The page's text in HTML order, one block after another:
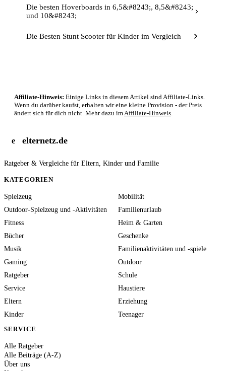
Die besten Hoverboards in 6,5&#8243;, 8,5&#8243;
und 10&#8243;
Die Besten Stunt Scooter für Kinder im Vergleich
Affiliate-Hinweis: Einige Links in diesem Artikel sind Affiliate-Links.
Wenn du darüber kaufst, erhalten wir eine kleine Provision - der Preis
ändert sich für dich nicht. Mehr dazu im Affiliate-Hinweis
e elternetz.de
Ratgeber & Vergleiche für Eltern, Kinder und Familie
KATEGORIEN
Spielzeug
Mobilität
Outdoor-Spielzeug und -Aktivitäten
Familienurlaub
Fitness
Heim & Garten
Bücher
Geschenke
Musik
Familienaktivitäten und -spiele
Gaming
Outdoor
Ratgeber
Schule
Service
Haustiere
Eltern
Erziehung
Kinder
Teenager
SERVICE
Alle Ratgeber
Alle Beiträge (A-Z)
Über uns